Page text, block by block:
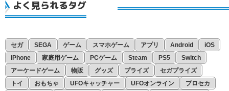
よく見られるタグ
セガ SEGA ゲーム スマホゲーム アプリ Android
iOS
iPhone
家庭用ゲーム PCゲーム Steam PS5
Switch
アーケードゲーム
物販 グッズ プライズ
セガプライズ
トイ
おもちゃ UFOキャッチャー UFOオンライン
プロセカ